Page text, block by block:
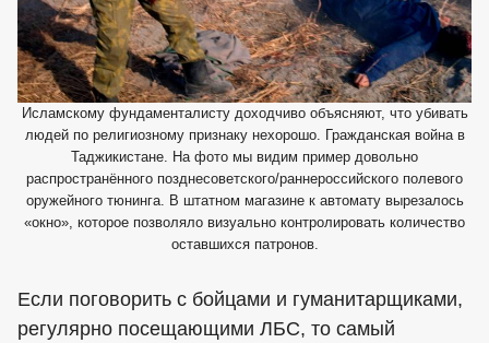
Исламскому фундаменталисту доходчиво объясняют, что убивать
людей по религиозному признаку нехорошо. Гражданская война в
Таджикистане. На фото мы видим пример довольно
распространённого позднесоветского/раннероссийского полевого
оружейного тюнинга. В штатном магазине к автомату вырезалось
«окно», которое позволяло визуально контролировать количество
оставшихся патронов.
Если поговорить с бойцами и гуманитарщиками,
регулярно посещающими ЛБС, то самый